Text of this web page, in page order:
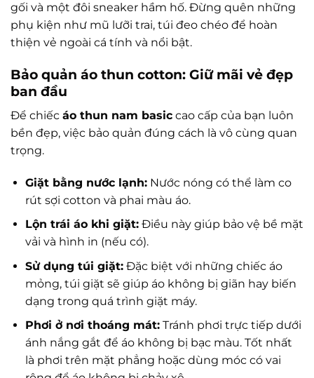
gối và một đôi sneaker hầm hố. Đừng quên những
phụ kiện như mũ lưỡi trai, túi đeo chéo để hoàn
thiện vẻ ngoài cá tính và nổi bật.
Bảo quản áo thun cotton: Giữ mãi vẻ đẹp
ban đầu
Để chiếc áo thun nam basic cao cấp của bạn luôn
bền đẹp, việc bảo quản đúng cách là vô cùng quan
trọng.
Giặt bằng nước lạnh:Nước nóng có thể làm co
rút sợi cotton và phai màu áo.
Lộn trái áo khi giặt:Điều này giúp bảo vệ bề mặt
vải và hình in (nếu có).
Sử dụng túi giặt:Đặc biệt với những chiếc áo
mỏng, túi giặt sẽ giúp áo không bị giãn hay biến
dạng trong quá trình giặt máy.
Phơi ở nơi thoáng mát:Tránh phơi trực tiếp dưới
ánh nắng gắt để áo không bị bạc màu. Tốt nhất
là phơi trên mặt phẳng hoặc dùng móc có vai